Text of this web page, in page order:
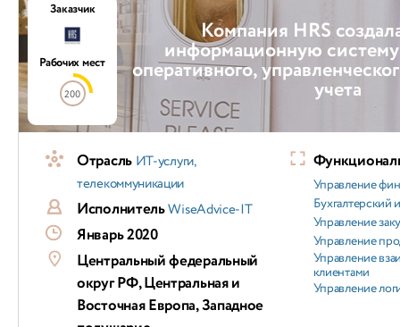
Компания HRS
информационную
оперативного,
учета
Заказчик
Рабочих мест
200
Отрасль ИТ-услуги,
телекоммуникации
ИсполнительWiseAdvice-IT
Январь 2020
Центральный федеральный
округ РФ, Центральная и
Восточная Европа, Западное
Управление
Бухгалтерский
Управление
Управление
Управление
клиентами
Управление